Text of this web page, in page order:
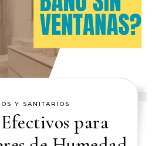
Y SANITARIOS
para